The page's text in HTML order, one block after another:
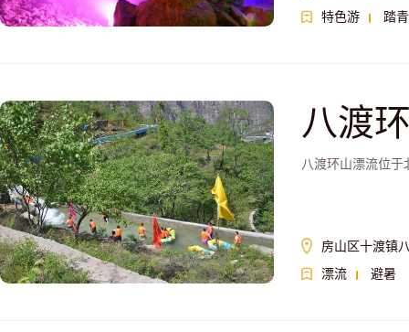
特色游
踏青
八渡
八渡环山漂流位
房山区十渡镇
漂流
避暑